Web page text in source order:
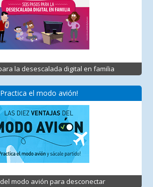
la desescalada digital en familia
el modo avión!
modo avión para desconectar